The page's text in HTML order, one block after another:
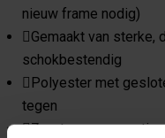
nieuw frame nodig)
Gemaakt van sterke,
schokbestendig
Polyester met
tegen
Zorgt voor een